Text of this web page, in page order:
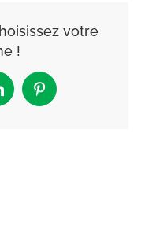
votre
!
Pinterest